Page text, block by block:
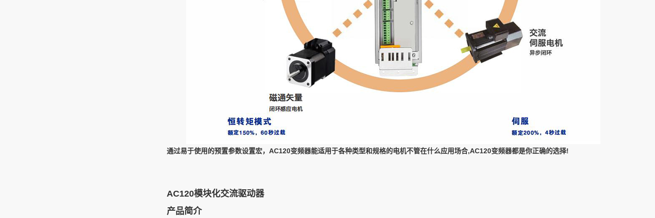
通过易于使用的预置参数设置宏，AC120变频器能适用于各种类型和规格的电机不管在什么应用场合,AC120变频器都是你正确的选择!
AC120模块化交流驱动器
产品简介